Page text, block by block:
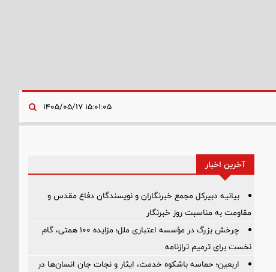
آخرین اخبار
بیانیه دبیرکل مجمع خبرنگاران و نویسندگان دفاع مقدس و
مقاومت به مناسبت روز خبرنگار
چرخش بزرگ در مؤسسه اعتباری ملل؛ مزایده ۱۰۰ همتی، گام
نخست برای ترمیم ترازنامه
اربعین؛ حماسه باشکوه خدمت، ایثار و نجات جان انسان‌ها در